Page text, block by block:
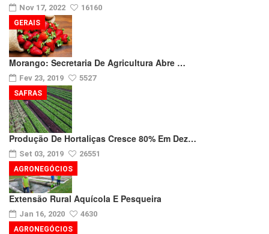
Nov 17, 2022 16160
Morango: Secretaria De Agricultura Abre …
Fev 23, 2019 5527
GERAIS
Produção De Hortaliças Cresce 80% Em Dez…
Set 03, 2019 26551
SAFRAS
Extensão Rural Aquícola E Pesqueira
Jan 16, 2020 4630
AGRONEGÓCIOS
AGRONEGÓCIOS